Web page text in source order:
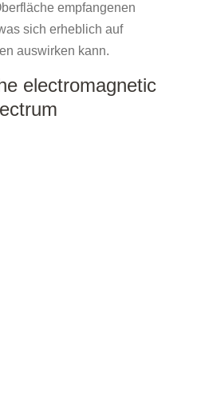
empfangenen
sich erheblich auf
auswirken kann.